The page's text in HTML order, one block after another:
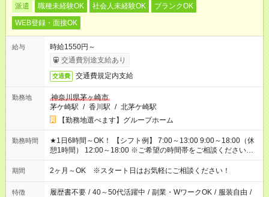
派遣 職種未経験OK 社会人未経験OK
ブランクOK
WEB登録・面接OK
給与
時給1550円～
交通費別途支給あり
交通費 交通費規定内支給
勤務地
神奈川県茅ヶ崎市
茅ケ崎駅 / 香川駅 / 北茅ケ崎駅
【勤務地選べます】グループホーム
勤務時間
★1日6時間～OK！ 【シフト例】 7:00～13:00 9:00～18:00（休
憩1時間） 12:00～18:00 ※ご希望の時間帯をご相談ください。
※日勤、夜勤のみ、変則的な勤務等も相談OK！
期間 2ヶ月～OK ※スタート日はお気軽にご相談ください！
特徴 履歴書不要 / 40～50代活躍中 / 副業・WワークOK / 服装自由 /